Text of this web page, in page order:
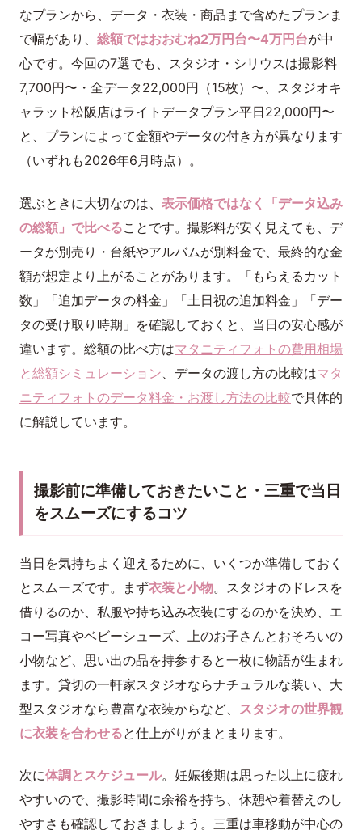
なプランから、データ・衣装・商品まで含めたプランま
で幅があり、 総額ではおおむね2万円台〜4万円台が中
心です。今回の7選でも、スタジオ・シリウスは撮影料
7,700円〜・全データ22,000円（15枚）〜、スタジオキ
ャラット松阪店はライトデータプラン平日22,000円〜
と、プランによって金額やデータの付き方が異なります
（いずれも2026年6月時点）。
選ぶときに大切なのは、 表示価格ではなく「データ込み
の総額」で比べることです。撮影料が安く見えても、デ
ータが別売り・台紙やアルバムが別料金で、最終的な金
額が想定より上がることがあります。「もらえるカット
数」「追加データの料金」「土日祝の追加料金」「デー
タの受け取り時期」を確認しておくと、当日の安心感が
違います。総額の比べ方はマタニティフォトの費用相場
と総額シミュレーション 、データの渡し方の比較はマタ
ニティフォトのデータ料金・お渡し方法の比較で具体的
に解説しています。
撮影前に準備しておきたいこと・三重で当日
をスムーズにするコツ
当日を気持ちよく迎えるために、いくつか準備しておく
とスムーズです。まず衣装と小物。スタジオのドレスを
借りるのか、私服や持ち込み衣装にするのかを決め、エ
コー写真やベビーシューズ、上のお子さんとおそろいの
小物など、思い出の品を持参すると一枚に物語が生まれ
ます。貸切の一軒家スタジオならナチュラルな装い、大
型スタジオなら豊富な衣装からなど、 スタジオの世界観
に衣装を合わせると仕上がりがまとまります。
次に体調とスケジュール。妊娠後期は思った以上に疲れ
やすいので、撮影時間に余裕を持ち、休憩や着替えのし
やすさも確認しておきましょう。三重は車移動が中心の